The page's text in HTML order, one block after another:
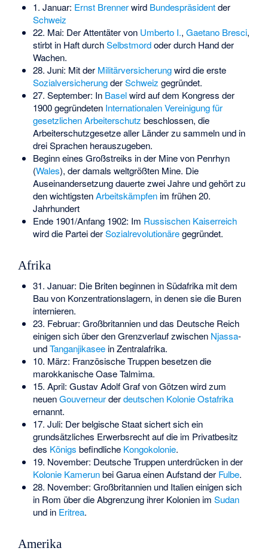
1. Januar: Ernst Brennerwird Bundespräsidentder
Schweiz
22. Mai: Der Attentäter von Umberto I., Gaetano Bresci,
stirbt in Haft durchSelbstmordoder durch Hand der
Wachen.
28. Juni: Mit der Militärversicherungwird die erste
SozialversicherungderSchweiz gegründet.
27. September: In Baselwird auf dem Kongress der
1900 gegründeten Internationalen Vereinigung für
gesetzlichen Arbeiterschutz beschlossen, die
Arbeiterschutzgesetze aller Länder zu sammeln und in
drei Sprachen herauszugeben.
Beginn eines Großstreiks in der Mine von Penrhyn
(Wales), der damals weltgrößten Mine. Die
Auseinandersetzung dauerte zwei Jahre und gehört zu
den wichtigstenArbeitskämpfenim frühen 20.
Jahrhundert
Ende 1901/Anfang 1902: Im Russischen Kaiserreich
wird die Partei derSozialrevolutionäregegründet.
Afrika
31. Januar: Die Briten beginnen in Südafrika mit dem
Bau von Konzentrationslagern, in denen sie die Buren
internieren.
23. Februar: Großbritannien und das Deutsche Reich
einigen sich über den Grenzverlauf zwischen Njassa-
undTanganjikaseein Zentralafrika.
10. März: Französische Truppen besetzen die
marokkanische Oase Talmima.
15. April: Gustav Adolf Graf von Götzenwird zum
neuenGouverneurderdeutschen Kolonie Ostafrika
ernannt.
17. Juli: Der belgische Staat sichert sich ein
grundsätzliches Erwerbsrecht auf die im Privatbesitz
des Königs befindliche Kongokolonie.
19. November: Deutsche Truppen unterdrücken in der
Kolonie Kamerunbei Garua einen Aufstand der Fulbe.
28. November: Großbritannien und Italien einigen sich
in Rom über die Abgrenzung ihrer Kolonien im Sudan
und in Eritrea.
Amerika